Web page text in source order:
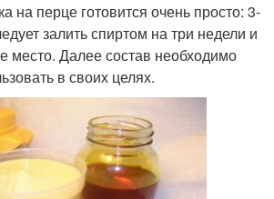
на перце готовится очень просто: 3-
залить спиртом на три недели и
место. Далее состав необходимо
в своих целях.